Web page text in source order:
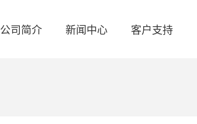
公司简介 新闻中心 客户支持